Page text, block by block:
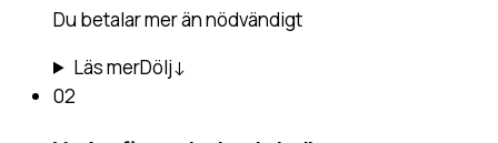
Du betalar mer än nödvändigt
Läs merDölj↓
02